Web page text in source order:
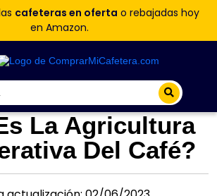
cafeteras en oferta o rebajadas hoy
en Amazon.
La Agricultura
Del Café?